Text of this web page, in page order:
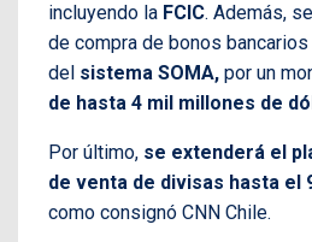
incluyendo la FCIC. Además,
de compra de bonos
del sistema SOMA, por un
de hasta 4 mil millones de
Por último, se extenderá el
de venta de divisas hasta el
como consignó CNN Chile.